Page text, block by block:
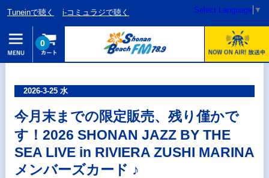
Tuneinで聴く i-コミュラジで聴く Select Language ▼
0
2026-3-25 水
今月末までの限定販売、残り僅かで
す！2026 SHONAN JAZZ BY THE
SEA LIVE in RIVIERA ZUSHI MARINA
メンバーズカード ♪